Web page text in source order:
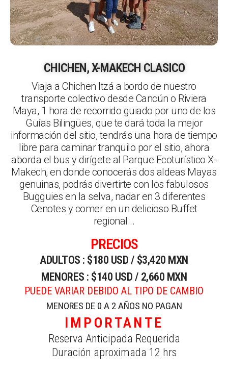
CHICHEN, X-MAKECH CLASICO
Viaja a Chichen Itzá a bordo de nuestro
transporte colectivo desde Cancún o Riviera
Maya, 1 hora de recorrido guiado por uno de los
Guías Bilingües, que te dará toda la mejor
información del sitio, tendrás una hora de tiempo
libre para caminar tranquilo por el sitio, ahora
aborda el bus y dirígete al Parque Ecoturístico X-
Makech, en donde conocerás dos aldeas Mayas
genuinas, podrás divertirte con los fabulosos
Bugguies en la selva, nadar en 3 diferentes
Cenotes y comer en un delicioso Buffet
regional...
PRECIOS
ADULTOS : $180 USD / $3,420 MXN
MENORES : $140 USD / 2,660 MXN
PUEDE VARIAR DEBIDO AL TIPO DE CAMBIO
MENORES DE 0 A 2 AÑOS NO PAGAN
IMPORTANTE
Reserva Anticipada Requerida
Duración aproximada 12 hrs